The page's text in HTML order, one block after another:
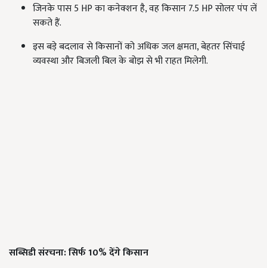
जिनके पास 5 HP का कनेक्शन है, वह किसान 7.5 HP सोलर पंप लें
सकते हैं.
इस बड़े बदलाव से किसानों को अधिक जल क्षमता, बेहतर सिंचाई
व्यवस्था और बिजली बिल के बोझ से भी राहत मिलेगी.
सब्सिडीसंरचना:सिर्फ 10%देंगेकिसान